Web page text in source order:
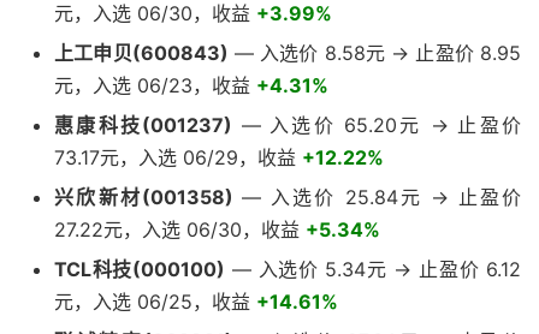
元，入选 06/30，收益 +3.99%
上工申贝(600843) — 入选价 8.58元 → 止盈价 8.95
元，入选 06/23，收益 +4.31%
惠康科技(001237) — 入选价 65.20元 → 止盈价
73.17元，入选 06/29，收益 +12.22%
兴欣新材(001358) — 入选价 25.84元 → 止盈价
27.22元，入选 06/30，收益 +5.34%
TCL科技(000100) — 入选价 5.34元 → 止盈价 6.12
元，入选 06/25，收益 +14.61%